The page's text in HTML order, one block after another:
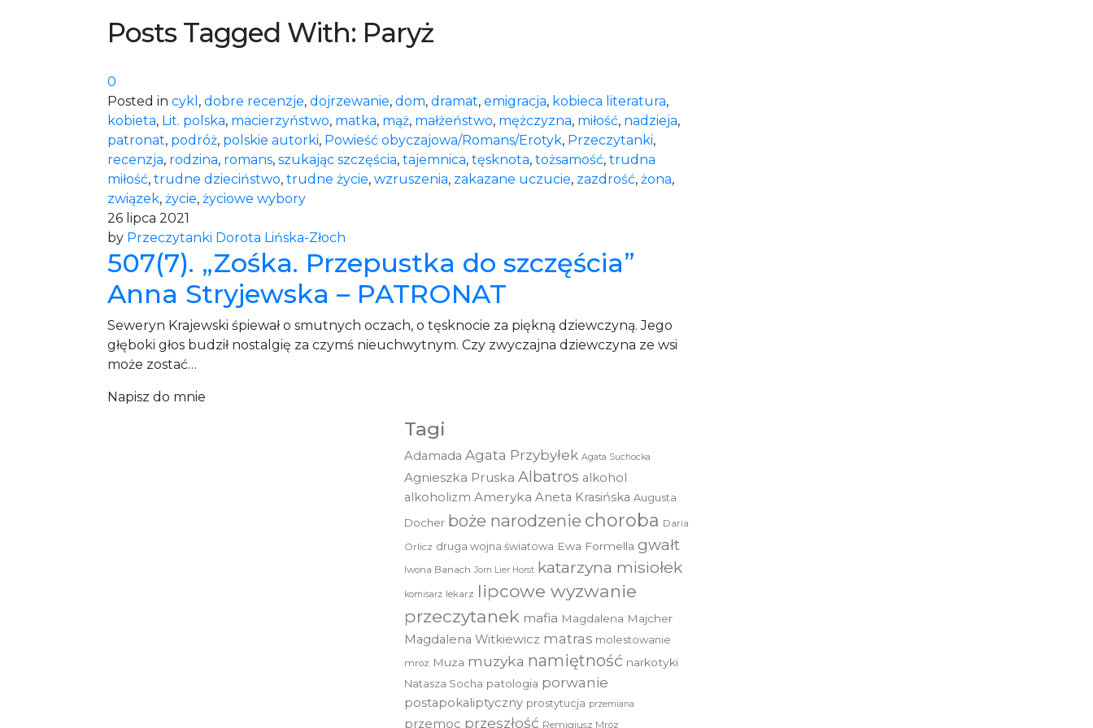
Posts Tagged With: Paryż
0
Posted in cykl , dobre recenzje, dojrzewanie, dom, dramat, emigracja, kobieca literatura,
kobieta, Lit. polska, macierzyństwo, matka, mąż, małżeństwo, mężczyzna, miłość, nadzieja,
patronat, podróż, polskie autorki, Powieść obyczajowa/Romans/Erotyk, Przeczytanki,
recenzja, rodzina, romans, szukając szczęścia, tajemnica, tęsknota, tożsamość, trudna
miłość, trudne dzieciństwo, trudne życie, wzruszenia, zakazane uczucie, zazdrość, żona,
związek, życie, życiowe wybory
26 lipca 2021
by Przeczytanki Dorota Lińska-Złoch
507(7). „Zośka. Przepustka do szczęścia”
Anna Stryjewska – PATRONAT
Seweryn Krajewski śpiewał o smutnych oczach, o tęsknocie za piękną dziewczyną. Jego
głęboki głos budził nostalgię za czymś nieuchwytnym. Czy zwyczajna dziewczyna ze wsi
może zostać…
Napisz do mnie
Tagi
Adamada Agata Przybyłek Agata Suchocka
Agnieszka Pruska Albatros alkohol
alkoholizm Ameryka Aneta Krasińska Augusta
Docher boże narodzenie choroba Daria
Orlicz druga wojna światowa Ewa Formella gwałt
Iwona Banach Jorn Lier Horst katarzyna misiołek
komisarz lekarz lipcowe wyzwanie
przeczytanek mafia Magdalena Majcher
Magdalena Witkiewicz matras molestowanie
mróz Muza muzyka namiętność narkotyki
Natasza Socha patologia porwanie
postapokaliptyczny prostytucja przemiana
przemoc przeszłość Remigiusz Mróz